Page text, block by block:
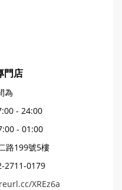
門店
為
- 24:00
- 01:00
路199號5樓
2711-0179
XREz6a